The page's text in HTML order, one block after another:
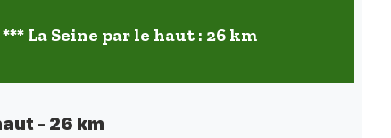
*** La Seine par le haut : 26 km
- 26 km